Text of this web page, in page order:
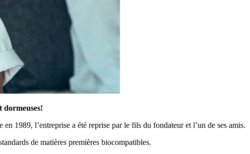
dormeuses!
1989, l’entreprise a été reprise par le fils du fondateur et l’un de ses amis.
de matières premières biocompatibles.